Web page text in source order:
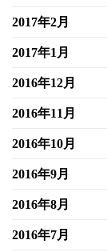
2017年2月
2017年1月
2016年12月
2016年11月
2016年10月
2016年9月
2016年8月
2016年7月